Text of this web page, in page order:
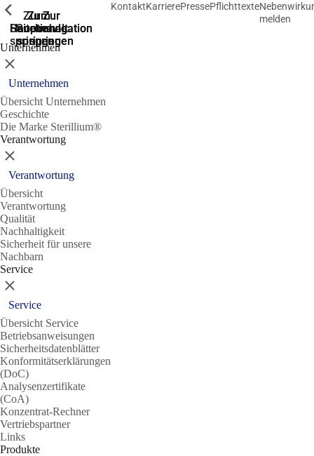
Zur
Suche
springen
Zur
Hauptnavigation
springen
Zur
Hauptnavigation
springen
Zum
Hauptinhalt
springen
Zum
Seitenende
springen
KontaktKarrierePressePflichttexte
melden
Unternehmen
Zeige vorherige
Schließen
Unternehmen
Übersicht Unternehmen
Geschichte
Die Marke Sterillium®
Verantwortung
Zeige vorherige
Schließen
Verantwortung
Übersicht
Verantwortung
Qualität
Nachhaltigkeit
Sicherheit für unsere
Nachbarn
Service
Zeige vorherige
Schließen
Service
Übersicht Service
Betriebsanweisungen
Sicherheitsdatenblätter
Konformitätserklärungen
(DoC)
Analysenzertifikate
(CoA)
Konzentrat-Rechner
Vertriebspartner
Links
Produkte